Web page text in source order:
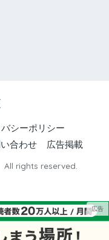
シーポリシー
合わせ 広告掲載
All rights reserved.